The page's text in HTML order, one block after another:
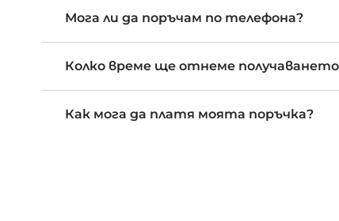
Мога ли да поръчам по телефона?
Колко време ще отнеме
Как мога да платя моята поръчка?